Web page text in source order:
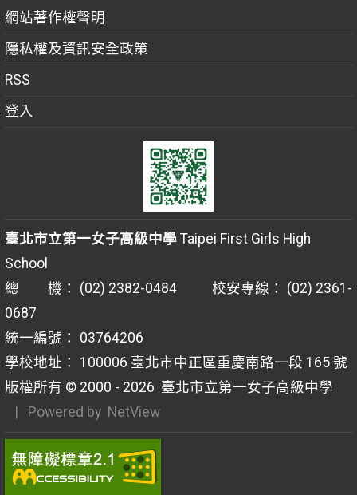
網站著作權聲明
隱私權及資訊安全政策
RSS
登入
臺北市立第一女子高級中學Taipei First Girls High
School
總 機： (02) 2382-0484 校安專線： (02) 2361-
0687
統一編號： 03764206
學校地址： 100006 臺北市中正區重慶南路一段 165 號
版權所有 © 2000 - 2026 臺北市立第一女子高級中學
| Powered by NetView